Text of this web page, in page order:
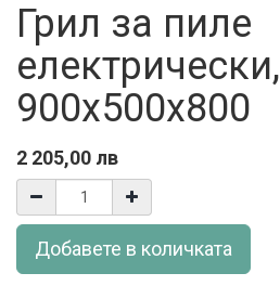
Грил за пиле
електрически,
900x500x800
2 205,00 лв
Добавете в количката